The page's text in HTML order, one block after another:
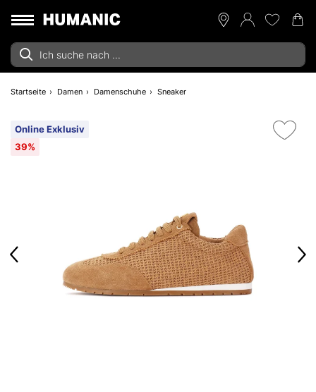
Startseite Damen Damenschuhe Sneaker
Online Exklusiv
39%